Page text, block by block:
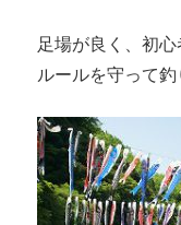
足場が良く、初心
ルールを守って釣